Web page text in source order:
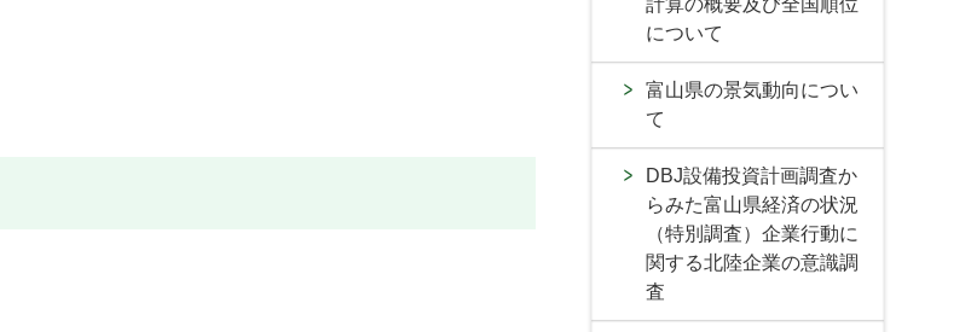
計算の概要及び全国順位
について
富山県の景気動向につい
て
DBJ設備投資計画調査か
らみた富山県経済の状況
（特別調査）企業行動に
関する北陸企業の意識調
査